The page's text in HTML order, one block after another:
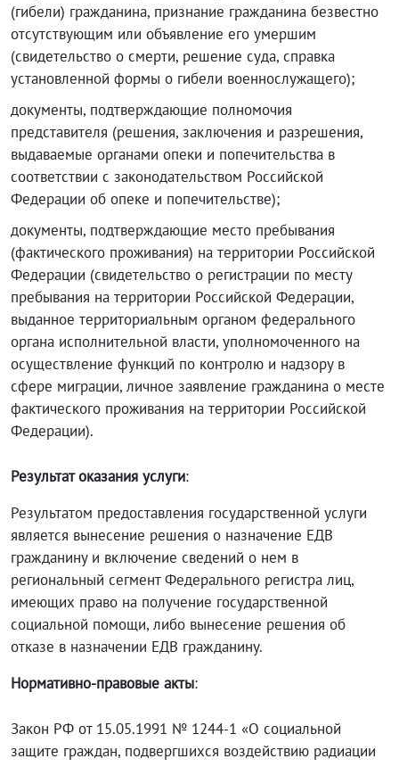
(гибели) гражданина, признание гражданина безвестно
отсутствующим или объявление его умершим
(свидетельство о смерти, решение суда, справка
установленной формы о гибели военнослужащего);
документы, подтверждающие полномочия
представителя (решения, заключения и разрешения,
выдаваемые органами опеки и попечительства в
соответствии с законодательством Российской
Федерации об опеке и попечительстве);
документы, подтверждающие место пребывания
(фактического проживания) на территории Российской
Федерации (свидетельство о регистрации по месту
пребывания на территории Российской Федерации,
выданное территориальным органом федерального
органа исполнительной власти, уполномоченного на
осуществление функций по контролю и надзору в
сфере миграции, личное заявление гражданина о месте
фактического проживания на территории Российской
Федерации).
Результат оказания услуги:
Результатом предоставления государственной услуги
является вынесение решения о назначение ЕДВ
гражданину и включение сведений о нем в
региональный сегмент Федерального регистра лиц,
имеющих право на получение государственной
социальной помощи, либо вынесение решения об
отказе в назначении ЕДВ гражданину.
Нормативно-правовые акты:
Закон РФ от 15.05.1991 № 1244-1 «О социальной
защите граждан, подвергшихся воздействию радиации